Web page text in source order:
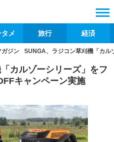
メ 旅行 経済
ガジン SUNGA、ラジコン草刈機「カル
カルゾーシリーズ」をフ
キャンペーン実施